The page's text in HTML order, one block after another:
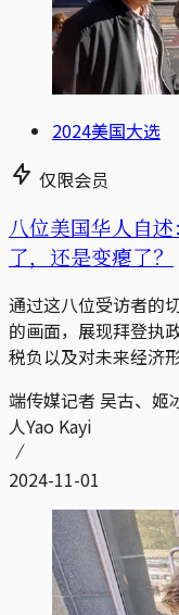
2024美国大选
仅限会员
八位美国华人自
了，还是变瘪了？
通过这八位受访者的
的画面，展现拜登执
税负以及对未来经济
端传媒记者 吴古、姬
人Yao Kayi
2024-11-01